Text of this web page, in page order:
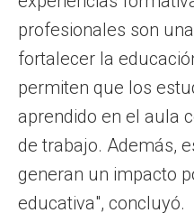
profesionales son
fortalecer la
permiten que los
aprendido en el aula
de trabajo. Además,
generan un impacto
educativa", concluyó.